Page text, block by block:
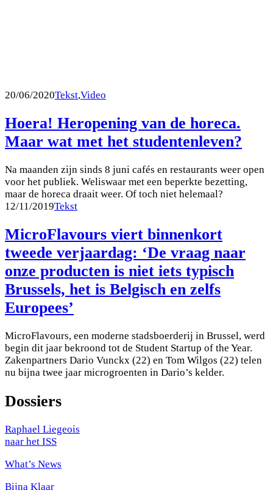
20/06/2020Tekst,Video
Hoera! Heropening van de horeca.
Maar wat met het studentenleven?
Na maanden zijn sinds 8 juni cafés en restaurants weer open
voor het publiek. Weliswaar met een beperkte bezetting,
maar de horeca draait weer. Of toch niet helemaal?
12/11/2019Tekst
MicroFlavours viert binnenkort
tweede verjaardag: ‘De vraag naar
onze producten is niet iets typisch
Brussels, het is Belgisch en zelfs
Europees’
MicroFlavours, een moderne stadsboerderij in Brussel, werd
begin dit jaar bekroond tot de Student Startup of the Year.
Zakenpartners Dario Vunckx (22) en Tom Wilgos (22) telen
nu bijna twee jaar microgroenten in Dario’s kelder.
Dossiers
Raphael Liegeois
naar het ISS
What’s News
Bijna Klaar